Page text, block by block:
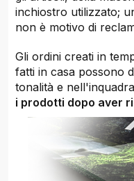
inchiostro utilizzato;
non è motivo di
Gli ordini creati in
fatti in casa possono
tonalità e
i prodotti dopo aver